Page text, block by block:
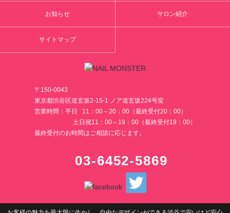
お知らせ サロン紹介
サイトマップ
〒150-0043
東京都渋谷区道玄坂2-15-1 ノア道玄坂224号室
営業時間：平日 11：00～20：00（最終受付20：00）
土日祝11：00～19：00（最終受付19：00）
最終受付のお時間はご相談に応じます。
03-6452-5869